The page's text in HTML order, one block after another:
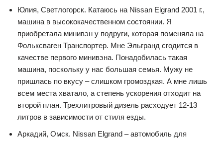
Юлия, Светлогорск. Катаюсь на Nissan Elgrand 2001 г.,
машина в высококачественном состоянии. Я
приобретала минивэн у подруги, которая поменяла на
Фольксваген Транспортер. Мне Эльгранд сгодится в
качестве первого минивэна. Понадобилась такая
машина, поскольку у нас большая семья. Мужу не
пришлась по вкусу – слишком громоздкая. А мне лишь
всем места хватало, а степень ускорения отходит на
второй план. Трехлитровый дизель расходует 12-13
литров в зависимости от стиля езды.
Аркадий, Омск. Nissan Elgrand – автомобиль для